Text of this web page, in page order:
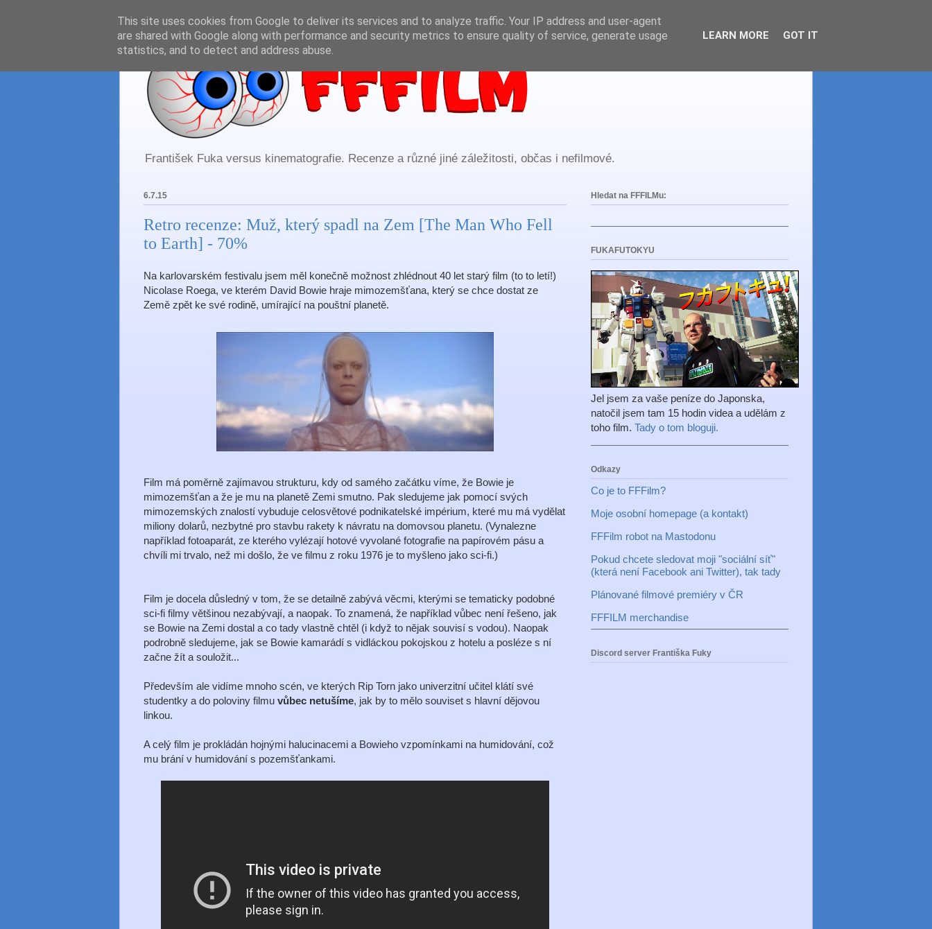
František Fuka versus kinematografie. Recenze a různé jiné záležitosti, občas i nefilmové.
6.7.15
Retro recenze: Muž, který spadl na Zem [The Man Who Fell
to Earth] - 70%
Na karlovarském festivalu jsem měl konečně možnost zhlédnout 40 let starý film (to to letí!)
Nicolase Roega, ve kterém David Bowie hraje mimozemšťana, který se chce dostat ze
Země zpět ke své rodině, umírající na pouštní planetě.
Film má poměrně zajímavou strukturu, kdy od samého začátku víme, že Bowie je
mimozemšťan a že je mu na planetě Zemi smutno. Pak sledujeme jak pomocí svých
mimozemských znalostí vybuduje celosvětové podnikatelské impérium, které mu má vydělat
miliony dolarů, nezbytné pro stavbu rakety k návratu na domovsou planetu. (Vynalezne
například fotoaparát, ze kterého vylézají hotové vyvolané fotografie na papírovém pásu a
chvíli mi trvalo, než mi došlo, že ve filmu z roku 1976 je to myšleno jako sci-fi.)
Film je docela důsledný v tom, že se detailně zabývá věcmi, kterými se tematicky podobné
sci-fi filmy většinou nezabývají, a naopak. To znamená, že například vůbec není řešeno, jak
se Bowie na Zemi dostal a co tady vlastně chtěl (i když to nějak souvisí s vodou). Naopak
podrobně sledujeme, jak se Bowie kamarádí s vidláckou pokojskou z hotelu a posléze s ní
začne žít a souložit...
Především ale vidíme mnoho scén, ve kterých Rip Torn jako univerzitní učitel klátí své
studentky a do poloviny filmu vůbec netušíme, jak by to mělo souviset s hlavní dějovou
linkou.
A celý film je prokládán hojnými halucinacemi a Bowieho vzpomínkami na humidování, což
mu brání v humidování s pozemšťankami.
Hledat na FFFILMu:
FUKAFUTOKYU
Jel jsem za vaše peníze do Japonska,
natočil jsem tam 15 hodin videa a udělám z
toho film. Tady o tom bloguji.
Odkazy
Co je to FFFilm?
Moje osobní homepage (a kontakt)
FFFilm robot na Mastodonu
Pokud chcete sledovat moji "sociální síť"
(která není Facebook ani Twitter), tak tady
Plánované filmové premiéry v ČR
FFFILM merchandise
Discord server Františka Fuky
This site uses cookies from Google to deliver its services and to analyze traffic. Your IP address and user-agent
are shared with Google along with performance and security metrics to ensure quality of service, generate usage
statistics, and to detect and address abuse.
LEARN MORE GOT IT